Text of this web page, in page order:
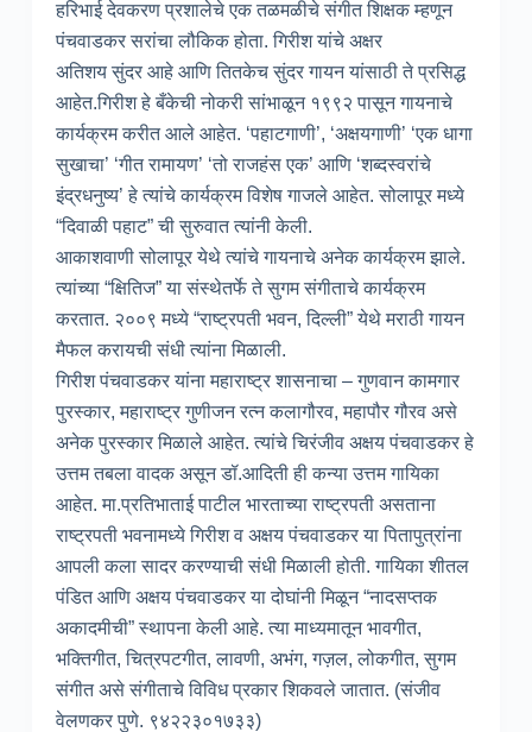
हरिभाई देवकरण प्रशालेचे एक तळमळीचे संगीत शिक्षक म्हणून
पंचवाडकर सरांचा लौकिक होता. गिरीश यांचे अक्षर
अतिशय सुंदर आहे आणि तितकेच सुंदर गायन यांसाठी ते प्रसिद्ध
आहेत.गिरीश हे बँकेची नोकरी सांभाळून १९९२ पासून गायनाचे
कार्यक्रम करीत आले आहेत. ‘पहाटगाणी’, ‘अक्षयगाणी’ ‘एक धागा
सुखाचा’ ‘गीत रामायण’ ‘तो राजहंस एक’ आणि ‘शब्दस्वरांचे
इंद्रधनुष्य’ हे त्यांचे कार्यक्रम विशेष गाजले आहेत. सोलापूर मध्ये
“दिवाळी पहाट” ची सुरुवात त्यांनी केली.
आकाशवाणी सोलापूर येथे त्यांचे गायनाचे अनेक कार्यक्रम झाले.
त्यांच्या “क्षितिज” या संस्थेतर्फे ते सुगम संगीताचे कार्यक्रम
करतात. २००९ मध्ये “राष्ट्रपती भवन, दिल्ली” येथे मराठी गायन
मैफल करायची संधी त्यांना मिळाली.
गिरीश पंचवाडकर यांना महाराष्ट्र शासनाचा – गुणवान कामगार
पुरस्कार, महाराष्ट्र गुणीजन रत्न कलागौरव, महापौर गौरव असे
अनेक पुरस्कार मिळाले आहेत. त्यांचे चिरंजीव अक्षय पंचवाडकर हे
उत्तम तबला वादक असून डॉ.आदिती ही कन्या उत्तम गायिका
आहेत. मा.प्रतिभाताई पाटील भारताच्या राष्ट्रपती असताना
राष्ट्रपती भवनामध्ये गिरीश व अक्षय पंचवाडकर या पितापुत्रांना
आपली कला सादर करण्याची संधी मिळाली होती. गायिका शीतल
पंडित आणि अक्षय पंचवाडकर या दोघांनी मिळून “नादसप्तक
अकादमीची” स्थापना केली आहे. त्या माध्यमातून भावगीत,
भक्तिगीत, चित्रपटगीत, लावणी, अभंग, गज़ल, लोकगीत, सुगम
संगीत असे संगीताचे विविध प्रकार शिकवले जातात. (संजीव
वेलणकर पुणे. ९४२२३०१७३३)